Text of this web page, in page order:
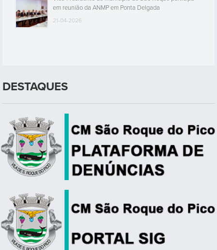
em reunião da ANMP em Ponta Delgada
21-04-2026
DESTAQUES